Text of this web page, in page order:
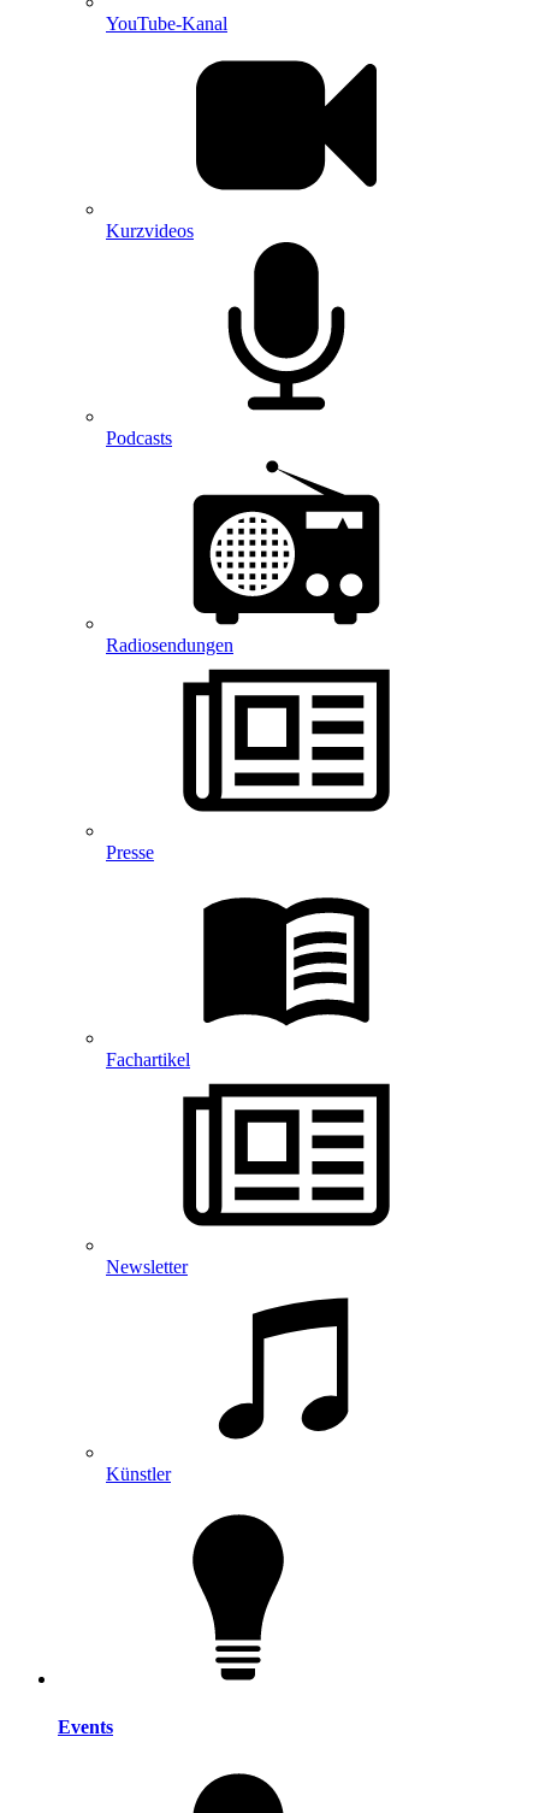
YouTube-Kanal
Kurzvideos
Podcasts
Radiosendungen
Presse
Fachartikel
Newsletter
Künstler
Events